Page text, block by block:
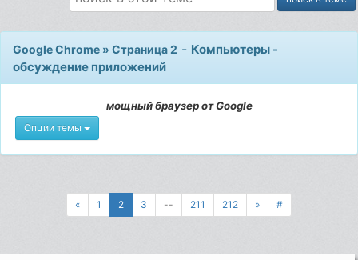
Google Chrome » Страница 2 - Компьютеры -
обсуждение приложений
мощный браузер от Google
Опции темы
« 1 2 3 -- 211 212 » #